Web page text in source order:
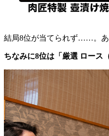
結局8位が当てられず……。
ちなみに8位は「厳選 ロース